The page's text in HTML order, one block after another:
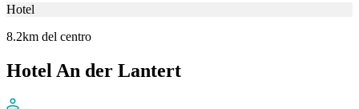
Hotel
8.2km del centro
Hotel An der Lantert